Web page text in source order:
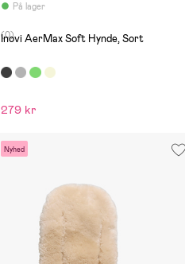
På lager
(0)
Inovi AerMax Soft Hynde, Sort
279 kr
Nyhed